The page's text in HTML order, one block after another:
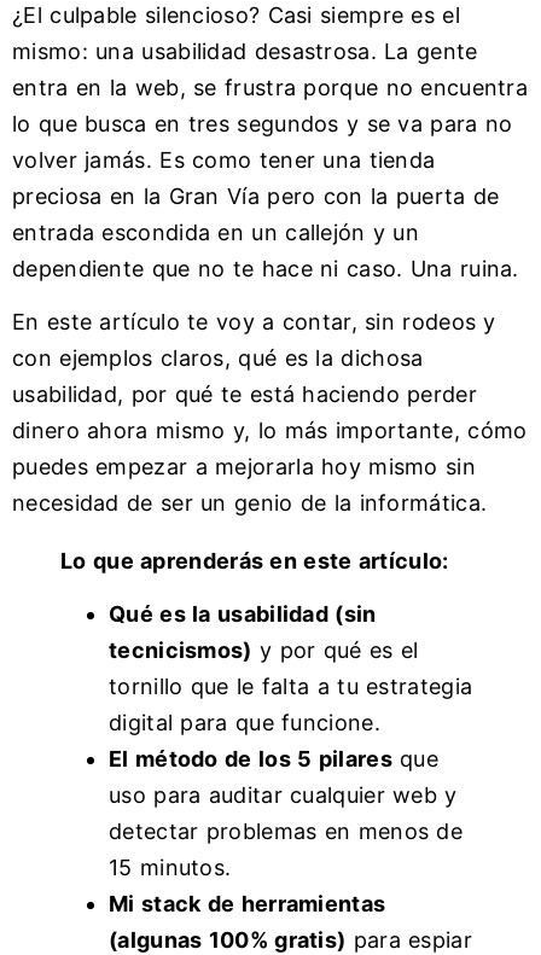
¿El culpable silencioso? Casi siempre es el
mismo: una usabilidad desastrosa. La gente
entra en la web, se frustra porque no encuentra
lo que busca en tres segundos y se va para no
volver jamás. Es como tener una tienda
preciosa en la Gran Vía pero con la puerta de
entrada escondida en un callejón y un
dependiente que no te hace ni caso. Una ruina.
En este artículo te voy a contar, sin rodeos y
con ejemplos claros, qué es la dichosa
usabilidad, por qué te está haciendo perder
dinero ahora mismo y, lo más importante, cómo
puedes empezar a mejorarla hoy mismo sin
necesidad de ser un genio de la informática.
Lo que aprenderás en este artículo:
Qué es la usabilidad (sin
tecnicismos) y por qué es el
tornillo que le falta a tu estrategia
digital para que funcione.
El método de los 5 pilaresque
uso para auditar cualquier web y
detectar problemas en menos de
15 minutos.
Mi stack de herramientas
(algunas 100% gratis) para espiar